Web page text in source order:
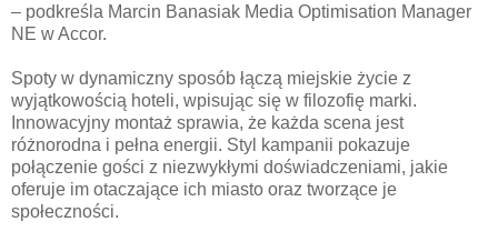
– podkreśla Marcin Banasiak Media Optimisation Manager
NE w Accor.
Spoty w dynamiczny sposób łączą miejskie życie z
wyjątkowością hoteli, wpisując się w filozofię marki.
Innowacyjny montaż sprawia, że każda scena jest
różnorodna i pełna energii. Styl kampanii pokazuje
połączenie gości z niezwykłymi doświadczeniami, jakie
oferuje im otaczające ich miasto oraz tworzące je
społeczności.